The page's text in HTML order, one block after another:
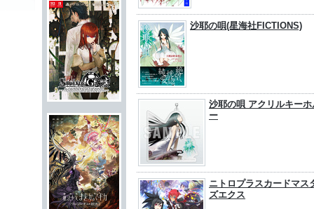
沙耶の唄(星海社FICTIONS)
沙耶の唄 アクリルキーホ
ー
ニトロプラスカードマス
ズエクス